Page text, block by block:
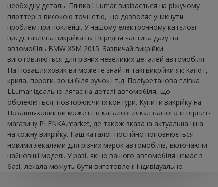
необхідну деталь. Плівка LLumar вирізається на ріжучому
плоттері з високою точністю, що дозволяє уникнути
проблем при поклейці. У нашому електронному каталозі
представлена ​​викрійка на Передня частина даху на
автомобіль BMW X5M 2015. Зазвичай викрійки
виготовляються для різних невеликих деталей автомобіля.
На Позашляховик ви можете знайти такі викрійки як: капот,
крила, пороги, зони біля ручок і т.д. Поліуретанова плівка
LLumar ідеально лягає на деталі автомобіля, що
обклеюються, повторюючи їх контури. Купити викрійку на
Позашляховик ви можете в каталозі лекал нашого інтернет-
магазину PLENKA.market, де також вказана актуальна ціна
на кожну викрійку. Наш каталог постійно поповнюється
новими лекалами для різних марок автомобілів, включаючи
найновіші моделі. У разі, якщо вашого автомобіля немає в
базі, лекала можуть бути виготовлені індивідуально.